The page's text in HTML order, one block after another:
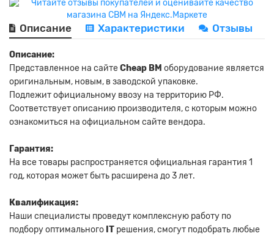
Описание Характеристики Отзывы
Описание:
Представленное на сайтеCheap BM оборудование является
оригинальным, новым, в заводской упаковке.
Подлежит официальному ввозу на территорию РФ.
Соответствует описанию производителя, с которым можно
ознакомиться на официальном сайте вендора.
Гарантия:
На все товары распространяется официальная гарантия 1
год, которая может быть расширена до 3 лет.
Квалификация:
Наши специалисты проведут комплексную работу по
подбору оптимального IT решения, смогут подобрать любые